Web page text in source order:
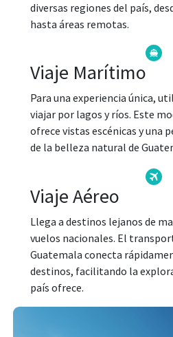
diversas regiones del país,
hasta áreas remotas.
Viaje Marítimo
Para una experiencia única,
viajar por lagos y ríos. Este
ofrece vistas escénicas y una
de la belleza natural de
Viaje Aéreo
Llega a destinos lejanos de
vuelos nacionales. El
Guatemala conecta
destinos, facilitando la
país ofrece.